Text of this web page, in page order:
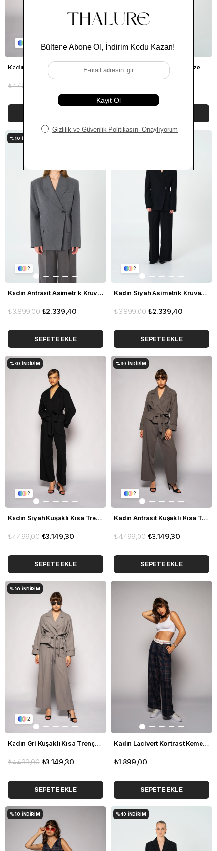
Kadın Koyu Haki Agraflı Bele Oturan Blazer
₺4.499,00
2
Kadın Gri Asimetrik Kruvaze Blazer
2
Kadın Antrasit Asimetrik Kruvaze Blazer
₺2.339,40
₺3.899,00
SEPETE EKLE
%40 İNDIRIM
2
Kadın Siyah Asimetrik Kruvaze Blazer
₺2.339,40
₺3.899,00
SEPETE EKLE
2
Kadın Siyah Kuşaklı Kısa Trençkot
₺3.149,30
₺4.499,00
SEPETE EKLE
%30 İNDIRIM
2
Kadın Antrasit Kuşaklı Kısa Trençkot
₺3.149,30
₺4.499,00
SEPETE EKLE
%30 İNDIRIM
2
Kadın Gri Kuşaklı Kısa Trençkot
₺3.149,30
₺4.499,00
SEPETE EKLE
%30 İNDIRIM
Kadın Lacivert Kontrast Kemerli Ekose Pantolon
₺1.899,00
SEPETE EKLE
%40 İNDIRIM %40 İNDIRIM